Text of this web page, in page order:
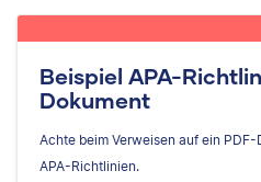
Beispiel APA-
Dokument
Achte beim Verweisen auf ein
APA-Richtlinien.